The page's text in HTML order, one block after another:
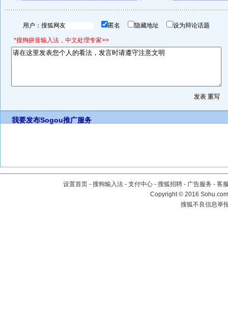
用户： 匿名 隐藏地址 设为辩论话题
*搜狗拼音输入法，中文处理专家>>
我要发布Sogou推广服务
设置首页 - 搜狗输入法 - 支付中心 - 搜狐招聘 - 广告服务 - 客
Copyright©2016
搜狐不良信息举